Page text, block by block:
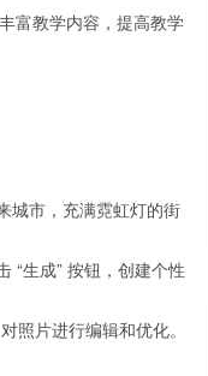
富教学内容，提高教学
城市，充满霓虹灯的街
“生成” 按钮，创建个性
照片进行编辑和优化。